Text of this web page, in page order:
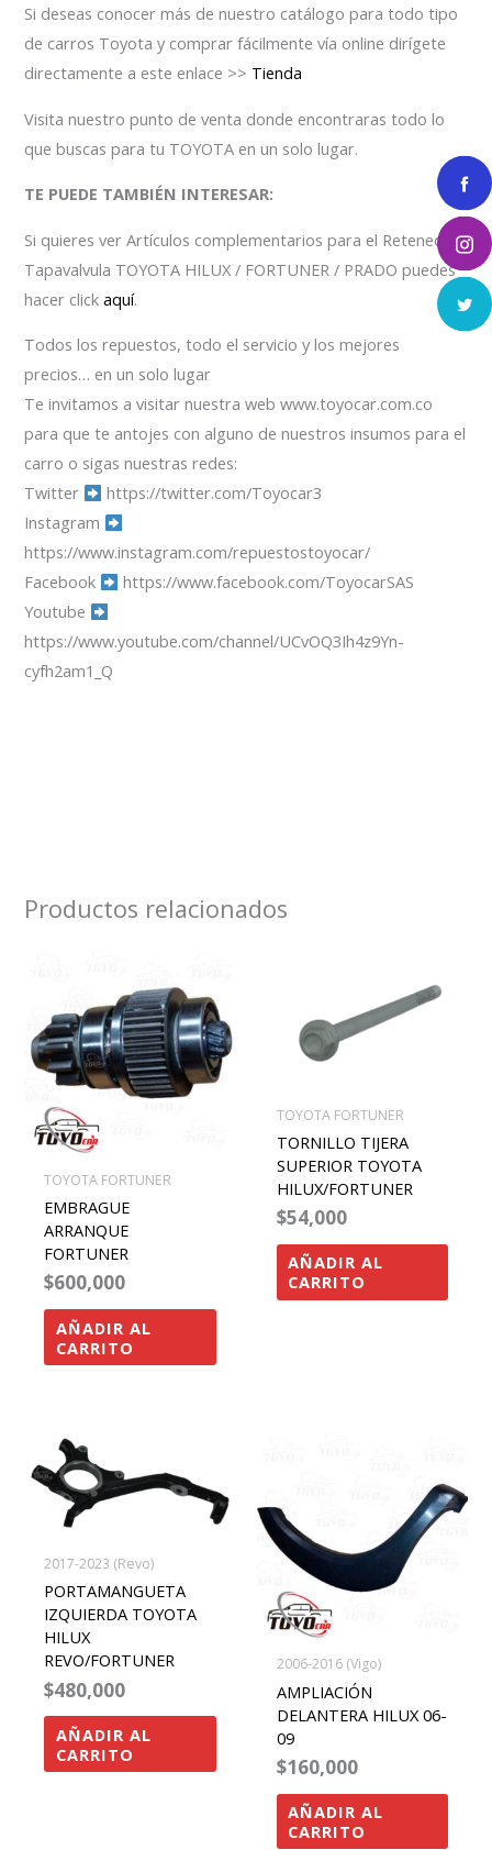
Si deseas conocer más de nuestro catálogo para todo tipo
de carros Toyota y comprar fácilmente vía online dirígete
directamente a este enlace >> Tienda
Visita nuestro punto de venta donde encontraras todo lo
que buscas para tu TOYOTA en un solo lugar.
TE PUEDE TAMBIÉN INTERESAR:
Si quieres ver Artículos complementarios para el Retenedor
Tapavalvula TOYOTA HILUX / FORTUNER / PRADO puedes
hacer clickaquí.
Todos los repuestos, todo el servicio y los mejores
precios… en un solo lugar
Te invitamos a visitar nuestra web www.toyocar.com.co
para que te antojes con alguno de nuestros insumos para el
carro o sigas nuestras redes:
Twitter
https://twitter.com/Toyocar3
Instagram
https://www.instagram.com/repuestostoyocar/
Facebook
https://www.facebook.com/ToyocarSAS
Youtube
https://www.youtube.com/channel/UCvOQ3Ih4z9Yn-
cyfh2am1_Q
Productos relacionados
TOYOTA FORTUNER
EMBRAGUE
ARRANQUE
FORTUNER
$600,000
AÑADIR AL
CARRITO
TOYOTA FORTUNER
TORNILLO TIJERA
SUPERIOR TOYOTA
HILUX/FORTUNER
$54,000
AÑADIR AL
CARRITO
2017-2023 (Revo)
PORTAMANGUETA
IZQUIERDA TOYOTA
HILUX
REVO/FORTUNER
$480,000
AÑADIR AL
CARRITO
2006-2016 (Vigo)
AMPLIACIÓN
DELANTERA HILUX 06-
09
$160,000
AÑADIR AL
CARRITO